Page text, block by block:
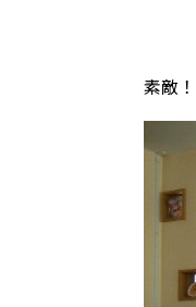
素敵